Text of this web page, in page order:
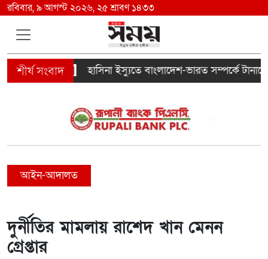
রবিবার, ৯ আগস্ট ২০২৬, ২৫ শ্রাবণ ১৪৩৩
নিহত ৪ হাসিনা ইস্যুতে বাংলাদেশ-ভারত সম্পর্কে
আইন-আদালত
দুর্নীতির মামলায় রাশেদ খান মেনন
গ্রেপ্তার